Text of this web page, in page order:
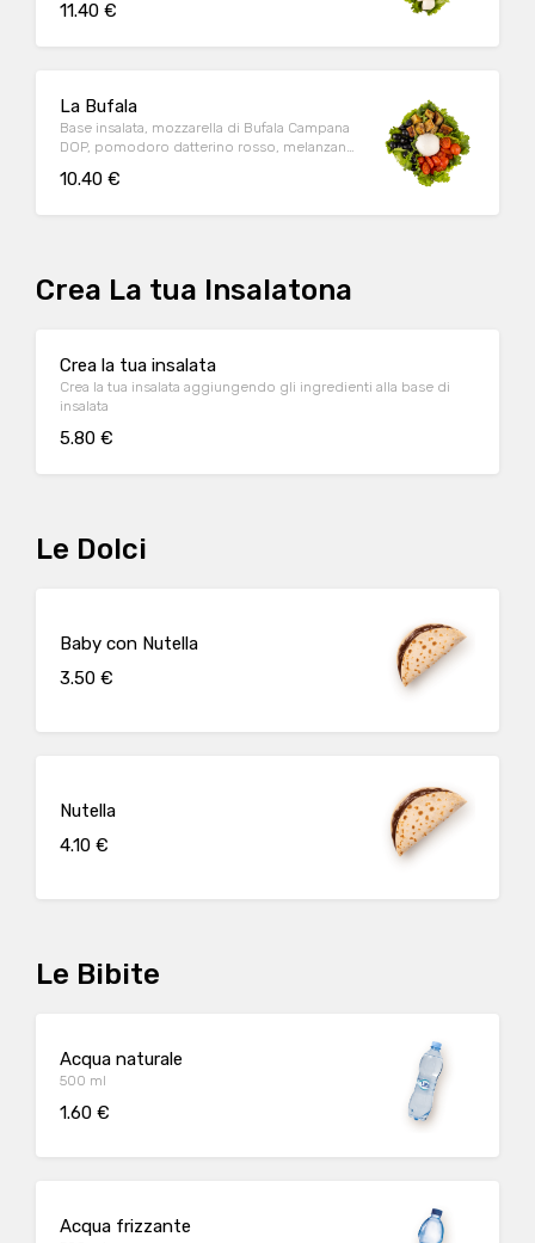
11.40 €
La Bufala
Base insalata, mozzarella di Bufala Campana
DOP, pomodoro datterino rosso, melanzane
10.40 €
Crea La tua Insalatona
Crea la tua insalata
Crea la tua insalata aggiungendo gli ingredienti alla base di
insalata
5.80 €
Le Dolci
Baby con Nutella
3.50 €
Nutella
4.10 €
Le Bibite
Acqua naturale
500 ml
1.60 €
Acqua frizzante